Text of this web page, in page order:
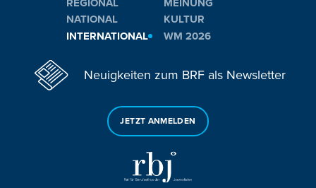
NATIONAL
INTERNATIONAL
KULTUR
WM 2026
Neuigkeiten zum BRF als Newsletter
JETZT ANMELDEN